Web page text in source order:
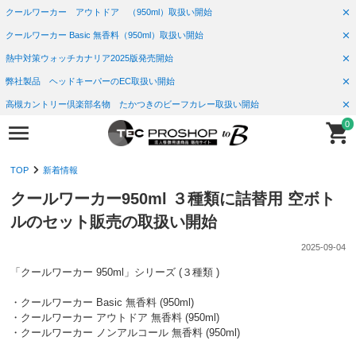
クールワーカー アウトドア （950ml）取扱い開始
クールワーカー Basic 無香料（950ml）取扱い開始
熱中対策ウォッチカナリア2025版発売開始
弊社製品 ヘッドキーパーのEC取扱い開始
高槻カントリー倶楽部名物 たかつきのビーフカレー取扱い開始
0
TOP 新着情報
クールワーカー950ml ３種類に詰替用 空ボト
ルのセット販売の取扱い開始
2025-09-04
「クールワーカー 950ml」シリーズ (３種類 )
・クールワーカー Basic 無香料 (950ml)
・クールワーカー アウトドア 無香料 (950ml)
・クールワーカー ノンアルコール 無香料 (950ml)